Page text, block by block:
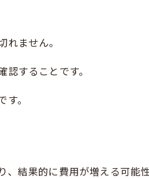
ません。
することです。
。
、結果的に費用が増える可能